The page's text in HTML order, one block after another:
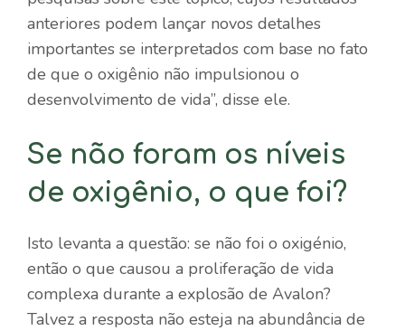
anteriores podem lançar novos detalhes
importantes se interpretados com base no fato
de que o oxigênio não impulsionou o
desenvolvimento de vida”, disse ele.
Se não foram os níveis
de oxigênio, o que foi?
Isto levanta a questão: se não foi o oxigénio,
então o que causou a proliferação de vida
complexa durante a explosão de Avalon?
Talvez a resposta não esteja na abundância de